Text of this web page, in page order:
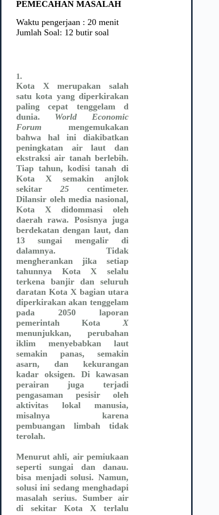
PEMECAHAN MASALAH
Waktu pengerjaan : 20 menit
Jumlah Soal: 12 butir soal
1.
Kota X merupakan salah
satu kota yang diperkirakan
paling cepat tenggelam d
dunia. World Economic
Forum mengemukakan
bahwa hal ini diakibatkan
peningkatan air laut dan
ekstraksi air tanah berlebih.
Tiap tahun, kodisi tanah di
Kota X semakin anjlok
sekitar 25 centimeter.
Dilansir oleh media nasional,
Kota X didommasi oleh
daerah rawa. Posisnya juga
berdekatan dengan laut, dan
13 sungai mengalir di
dalamnya. Tidak
mengherankan jika setiap
tahunnya Kota X selalu
terkena banjir dan seluruh
daratan Kota X bagian utara
diperkirakan akan tenggelam
pada 2050 laporan
pemerintah Kota X
menunjukkan, perubahan
iklim menyebabkan laut
semakin panas, semakin
asarn, dan kekurangan
kadar oksigen. Di kawasan
perairan juga terjadi
pengasaman pesisir oleh
aktivitas lokal manusia,
misalnya karena
pembuangan limbah tidak
terolah.
Menurut ahli, air pemiukaan
seperti sungai dan danau.
bisa menjadi solusi. Namun,
solusi ini sedang menghadapi
masalah serius. Sumber air
di sekitar Kota X terlalu